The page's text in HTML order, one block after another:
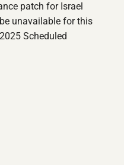
patch for Israel
unavailable for this
Scheduled